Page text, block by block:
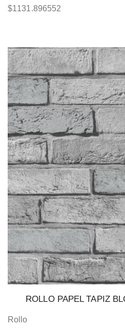
$1131.896552
ROLLO PAPEL TAPIZ
Rollo